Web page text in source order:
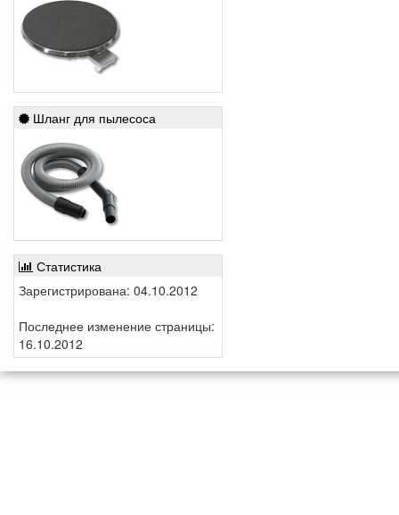
Шланг для пылесоса
Статистика
Зарегистрирована: 04.10.2012
Последнее изменение страницы:
16.10.2012